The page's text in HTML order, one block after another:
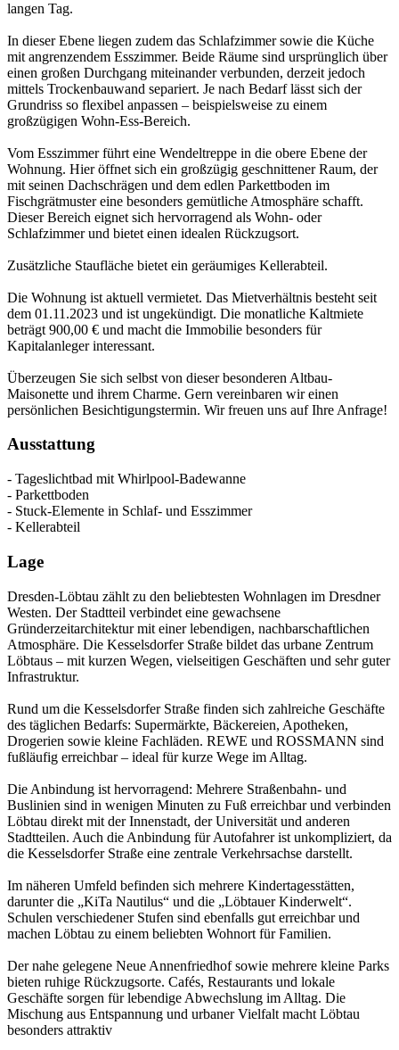
langen Tag.
In dieser Ebene liegen zudem das Schlafzimmer sowie die Küche
mit angrenzendem Esszimmer. Beide Räume sind ursprünglich über
einen großen Durchgang miteinander verbunden, derzeit jedoch
mittels Trockenbauwand separiert. Je nach Bedarf lässt sich der
Grundriss so flexibel anpassen – beispielsweise zu einem
großzügigen Wohn-Ess-Bereich.
Vom Esszimmer führt eine Wendeltreppe in die obere Ebene der
Wohnung. Hier öffnet sich ein großzügig geschnittener Raum, der
mit seinen Dachschrägen und dem edlen Parkettboden im
Fischgrätmuster eine besonders gemütliche Atmosphäre schafft.
Dieser Bereich eignet sich hervorragend als Wohn- oder
Schlafzimmer und bietet einen idealen Rückzugsort.
Zusätzliche Staufläche bietet ein geräumiges Kellerabteil.
Die Wohnung ist aktuell vermietet. Das Mietverhältnis besteht seit
dem 01.11.2023 und ist ungekündigt. Die monatliche Kaltmiete
beträgt 900,00 € und macht die Immobilie besonders für
Kapitalanleger interessant.
Überzeugen Sie sich selbst von dieser besonderen Altbau-
Maisonette und ihrem Charme. Gern vereinbaren wir einen
persönlichen Besichtigungstermin. Wir freuen uns auf Ihre Anfrage!
Ausstattung
- Tageslichtbad mit Whirlpool-Badewanne
- Parkettboden
- Stuck-Elemente in Schlaf- und Esszimmer
- Kellerabteil
Lage
Dresden-Löbtau zählt zu den beliebtesten Wohnlagen im Dresdner
Westen. Der Stadtteil verbindet eine gewachsene
Gründerzeitarchitektur mit einer lebendigen, nachbarschaftlichen
Atmosphäre. Die Kesselsdorfer Straße bildet das urbane Zentrum
Löbtaus – mit kurzen Wegen, vielseitigen Geschäften und sehr guter
Infrastruktur.
Rund um die Kesselsdorfer Straße finden sich zahlreiche Geschäfte
des täglichen Bedarfs: Supermärkte, Bäckereien, Apotheken,
Drogerien sowie kleine Fachläden. REWE und ROSSMANN sind
fußläufig erreichbar – ideal für kurze Wege im Alltag.
Die Anbindung ist hervorragend: Mehrere Straßenbahn- und
Buslinien sind in wenigen Minuten zu Fuß erreichbar und verbinden
Löbtau direkt mit der Innenstadt, der Universität und anderen
Stadtteilen. Auch die Anbindung für Autofahrer ist unkompliziert, da
die Kesselsdorfer Straße eine zentrale Verkehrsachse darstellt.
Im näheren Umfeld befinden sich mehrere Kindertagesstätten,
darunter die „KiTa Nautilus“ und die „Löbtauer Kinderwelt“.
Schulen verschiedener Stufen sind ebenfalls gut erreichbar und
machen Löbtau zu einem beliebten Wohnort für Familien.
Der nahe gelegene Neue Annenfriedhof sowie mehrere kleine Parks
bieten ruhige Rückzugsorte. Cafés, Restaurants und lokale
Geschäfte sorgen für lebendige Abwechslung im Alltag. Die
Mischung aus Entspannung und urbaner Vielfalt macht Löbtau
besonders attraktiv